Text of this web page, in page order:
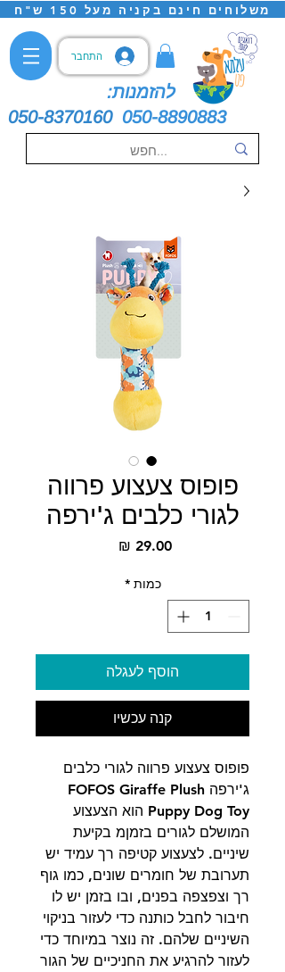
משלוחים חינם בקניה מעל 150 ש"ח
התחבר
להזמנות:
050-8370160 050-8890883
פופוס צעצוע פרווה
לגורי כלבים ג'ירפה
‏29.00 ‏₪
כמות *
הוסף לעגלה
קנה עכשיו
פופוס צעצוע פרווה לגורי כלבים
ג'ירפה FOFOS Giraffe Plush
Puppy Dog Toy הוא הצעצוע
המושלם לגורים בזמןמ בקיעת
שיניים. לצעצוע קטיפה רך עמיד יש
תערובת של חומרים שונים, כמו גוף
רך וצפצפה בפנים, ובו בזמן יש לו
חיבור לחבל כותנה כדי לעזור בניקוי
השיניים שלהם. זה נוצר במיוחד כדי
לעזור להרגיע את החניכיים של הגור